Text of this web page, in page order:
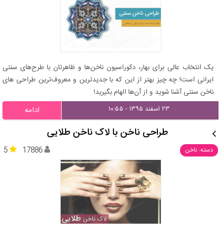
یک انتخاب عالی برای بهار، دکوراسیون ناخن‌ها و ظاهرتان با طرح‌های سنتی
ایرانی است! چه چیز بهتر از این که با جدیدترین و معروف‌ترین طراحی های
ناخن سنتی آشنا شوید و از آن‌ها الهام بگیرید!
۲۳ اسفند ۱۳۹۵ - ۱۰:۵۵ ادامه
طراحی ناخن با لاک ناخن طلایی
دسته: ناخن 5 17886